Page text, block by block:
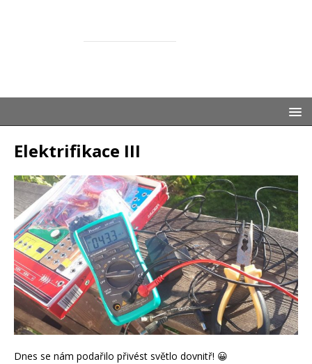
Elektrifikace III
Dnes se nám podařilo přivést světlo dovnitř! 😀